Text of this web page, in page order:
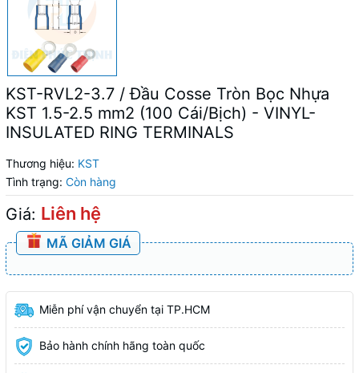
KST-RVL2-3.7 / Đầu Cosse Tròn Bọc Nhựa
KST 1.5-2.5 mm2 (100 Cái/Bịch) - VINYL-
INSULATED RING TERMINALS
Thương hiệu: KST
Tình trạng: Còn hàng
Giá: Liên hệ
MÃ GIẢM GIÁ
Miễn phí vận chuyển tại TP.HCM
Bảo hành chính hãng toàn quốc